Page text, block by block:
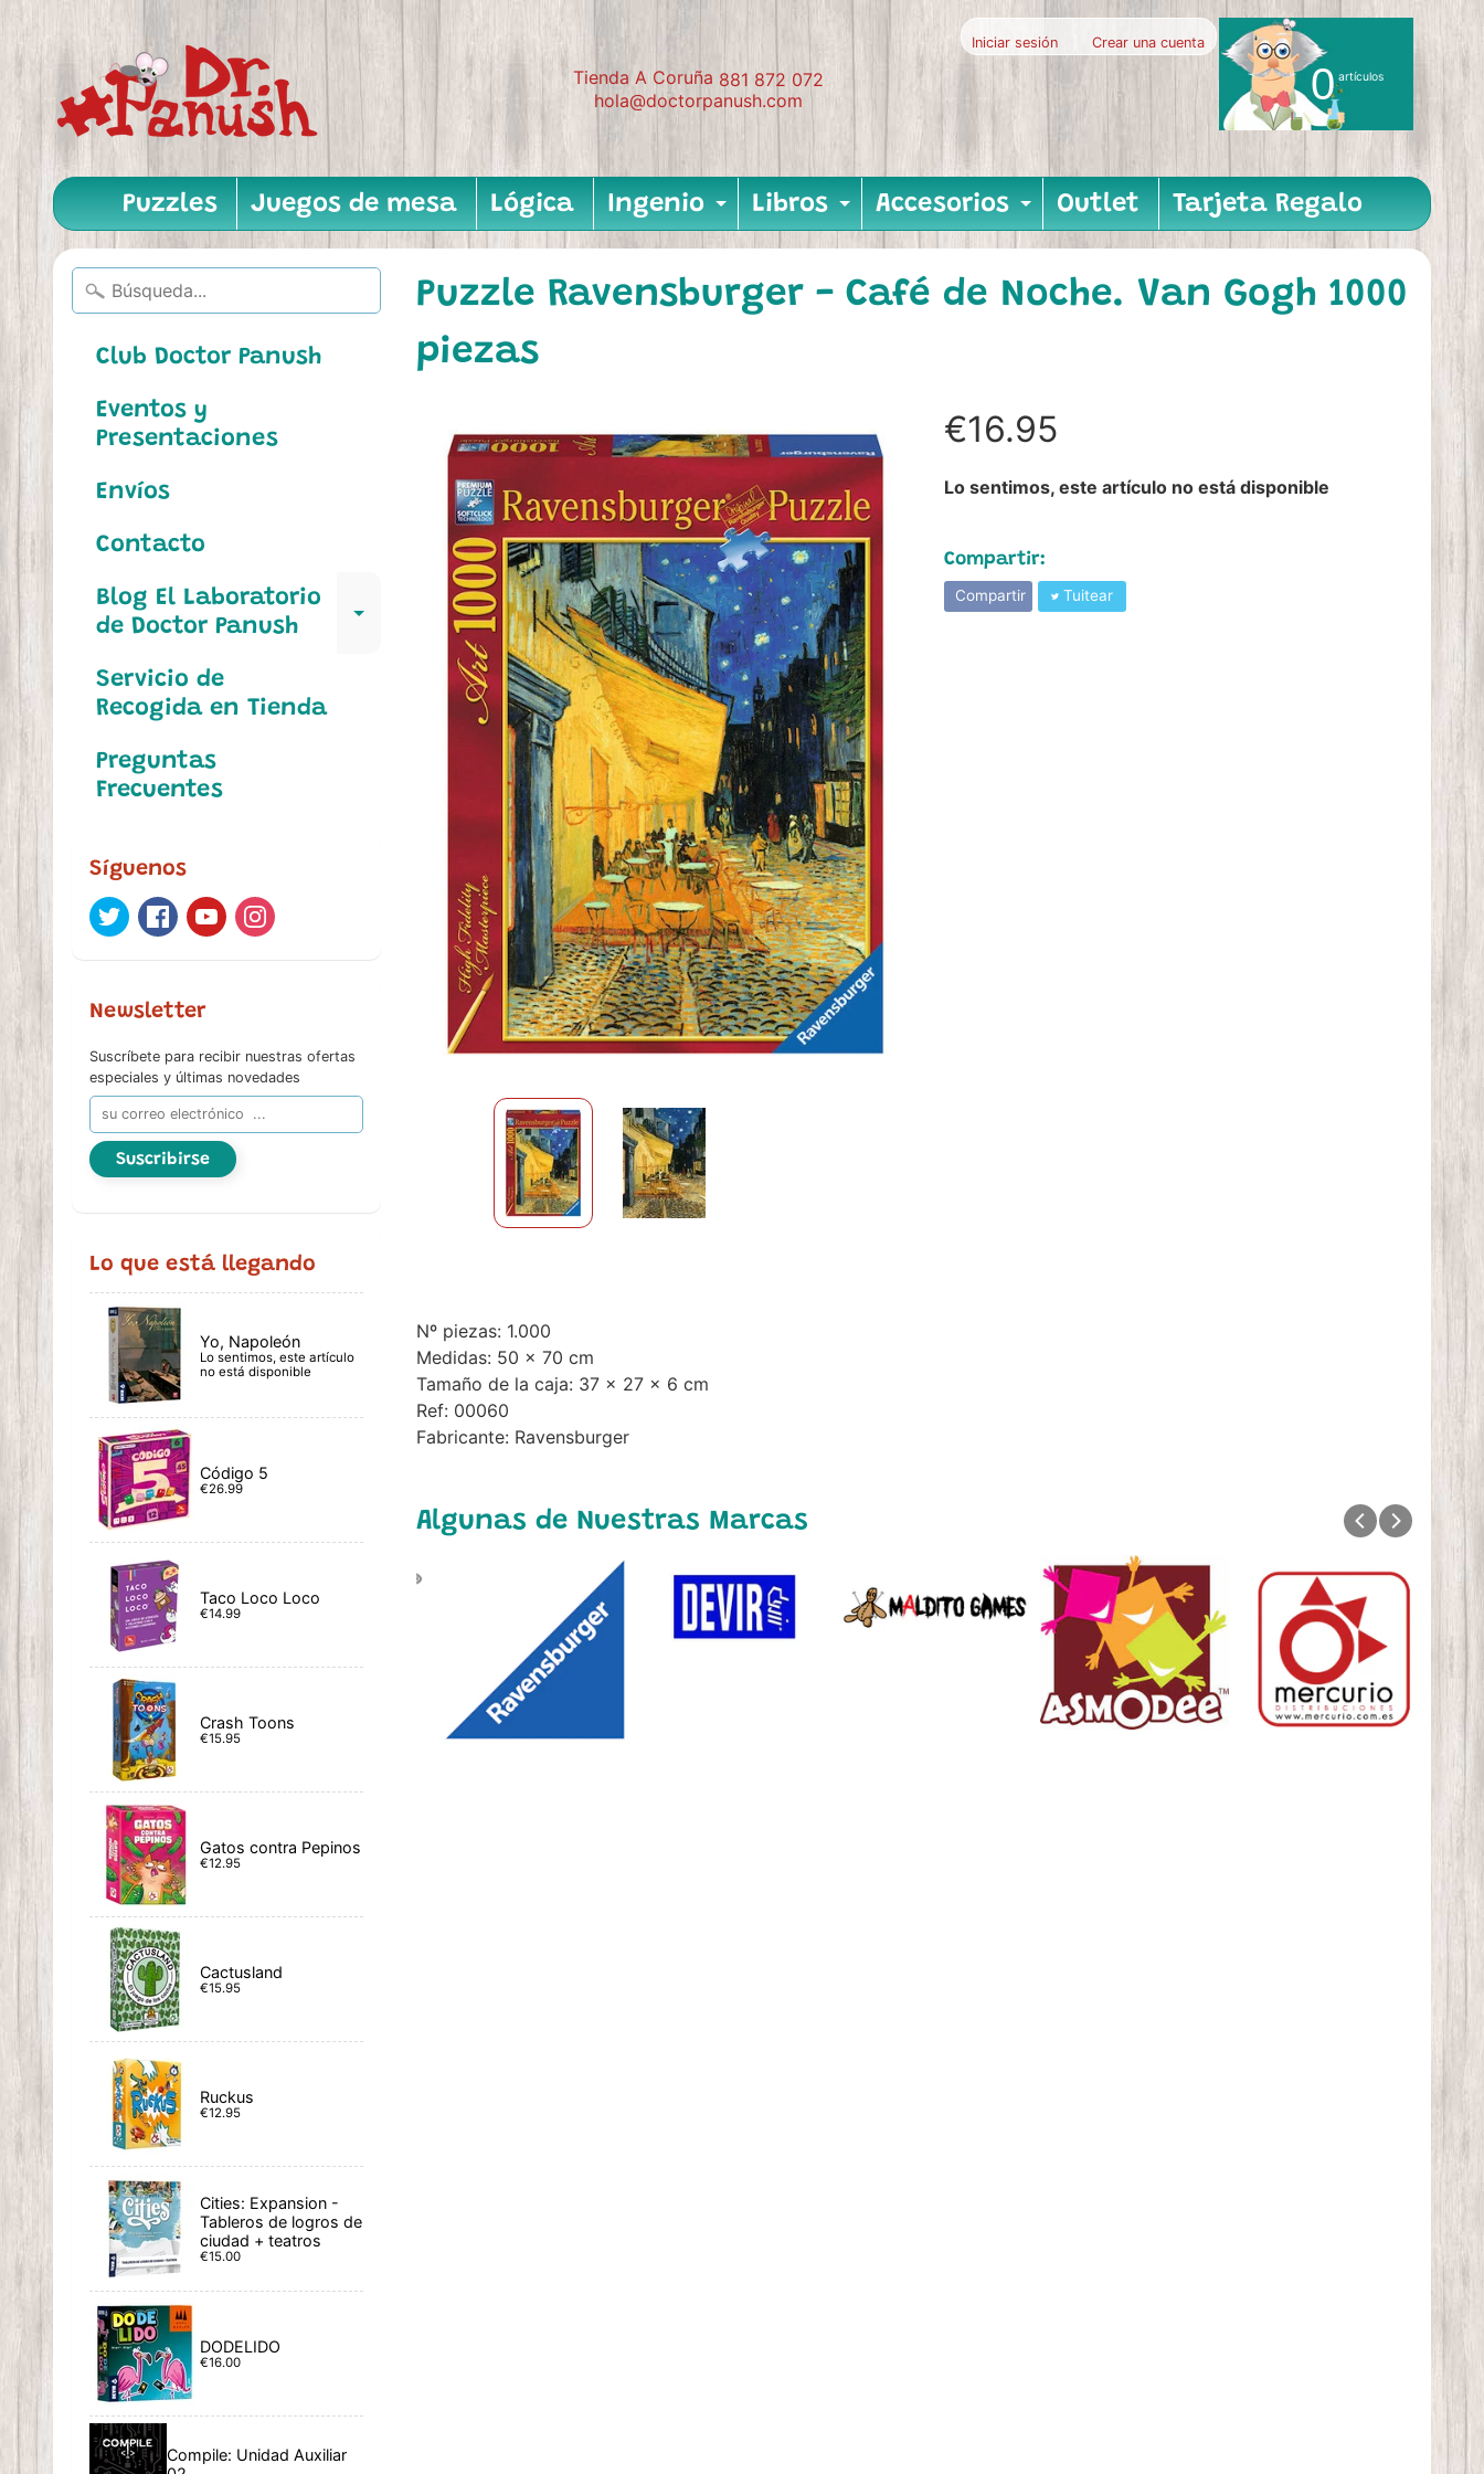
Tienda A Coruña 881 872 072
hola@doctorpanush.com
Iniciar sesión Crear una cuenta
0 artículos
Puzzles Juegos de mesa Lógica Ingenio Expand child menu
Libros Expand child menu
Accesorios Expand child menu
Outlet Tarjeta Regalo
Club Doctor Panush
Eventos y
Presentaciones
Envíos
Contacto
Blog El Laboratorio
de Doctor Panush
Expand child menu
Servicio de
Recogida en Tienda
Preguntas
Frecuentes
Síguenos
Newsletter
Suscríbete para recibir nuestras ofertas
especiales y últimas novedades
Suscribirse
Lo que está llegando
Yo, Napoleón
Lo sentimos, este artículo
no está disponible
Código 5
€26.99
Taco Loco Loco
€14.99
Crash Toons
€15.95
Gatos contra Pepinos
€12.95
Cactusland
€15.95
Ruckus
€12.95
Cities: Expansion -
Tableros de logros de
ciudad + teatros
€15.00
DODELIDO
€16.00
Compile: Unidad Auxiliar
Puzzle Ravensburger - Café de Noche. Van Gogh 1000
piezas
€16.95
Lo sentimos, este artículo no está disponible
Compartir:
Compartir Tuitear
Nº piezas: 1.000
Medidas: 50 x 70 cm
Tamaño de la caja: 37 x 27 x 6 cm
Ref: 00060
Fabricante: Ravensburger
Algunas de Nuestras Marcas